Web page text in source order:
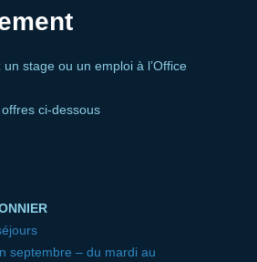
stage ou un emploi à l’Office
ci-dessous
septembre – du mardi au